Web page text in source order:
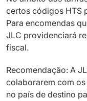
certos códigos HTS
Para encomendas
JLC providenciará
fiscal.
Recomendação: A
colaborarem com
no país de destino